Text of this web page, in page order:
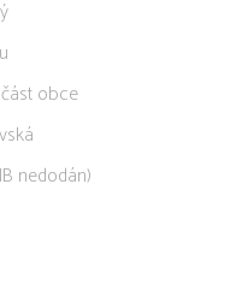
obce
nedodán)